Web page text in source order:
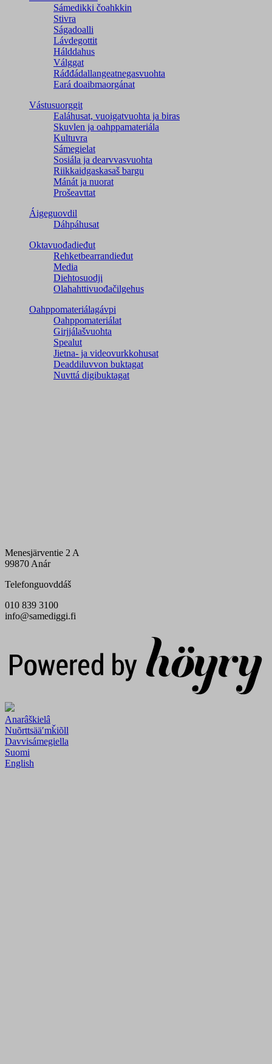
Sámedikki čoahkkin
Stivra
Ságadoalli
Lávdegottit
Hálddahus
Válggat
Ráđđádallangeatnegas­vuohta
Eará doaibmaorgánat
Vástusuorggit
Ealáhusat, vuoigatvuohta ja biras
Skuvlen ja oahppamateriála
Kultuvra
Sámegielat
Sosiála ja dearvvasvuohta
Riikkaidgaskasaš bargu
Mánát ja nuorat
Prošeavttat
Áigeguovdil
Dáhpáhusat
Oktavuođadieđut
Rehketbearrandieđut
Media
Diehtosuodji
Olahahttivuođačilgehus
Oahppomateriálagávpi
Oahppomateriálat
Girjjálašvuohta
Spealut
Jietna- ja videovurkkohusat
Deaddiluvvon buktagat
Nuvttá digibuktagat
Menesjärventie 2 A
99870 Anár
Telefonguovddáš
010 839 3100
info@samediggi.fi
Anarâškielâ
Nuõrttsääʹmǩiõll
Davvisámegiella
Suomi
English